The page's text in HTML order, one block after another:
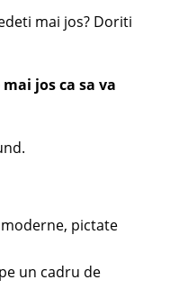
mai jos? Doriti
jos ca sa va
pictate
un cadru de